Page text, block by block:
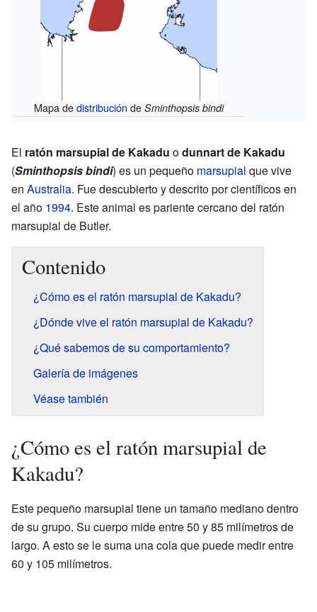
Mapa dedistribución de Sminthopsis bindi
El ratón marsupial de Kakadu odunnart de Kakadu
(Sminthopsis bindi) es un pequeño marsupial que vive
en Australia. Fue descubierto y descrito por científicos en
el año 1994. Este animal es pariente cercano del ratón
marsupial de Butler.
Contenido
¿Cómo es el ratón marsupial de Kakadu?
¿Dónde vive el ratón marsupial de Kakadu?
¿Qué sabemos de su comportamiento?
Galería de imágenes
Véase también
¿Cómo es el ratón marsupial de
Kakadu?
Este pequeño marsupial tiene un tamaño mediano dentro
de su grupo. Su cuerpo mide entre 50 y 85 milímetros de
largo. A esto se le suma una cola que puede medir entre
60 y 105 milímetros.